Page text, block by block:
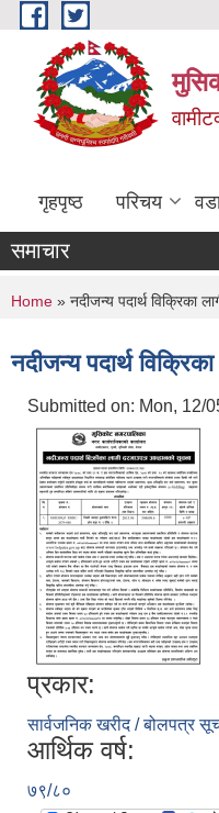
Skip to main content
गृहपृष्ठ परिचय
समाचार
You are here
Home » नदीजन्य पदार्थ विक्रिका
नदीजन्य पदार्थ
Submitted on: Mon, 12/
प्रकार:
सार्वजनिक खरीद / बोलपत्र
आर्थिक वर्ष:
७९/८०